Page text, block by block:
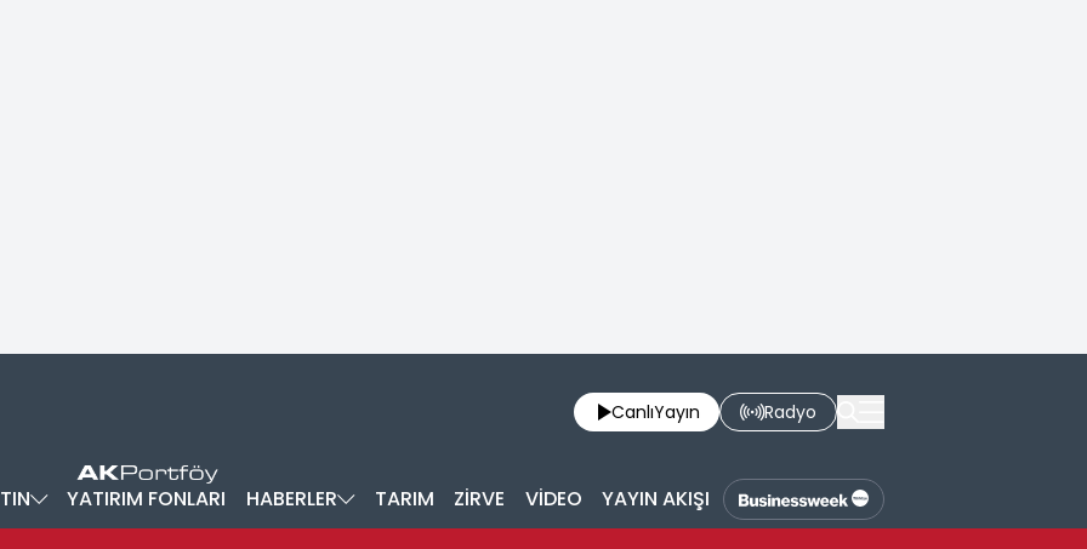
CanlıYayın Radyo
YATIRIM FONLARI HABERLER TARIM ZİRVE VİDEO YAYIN AKIŞI